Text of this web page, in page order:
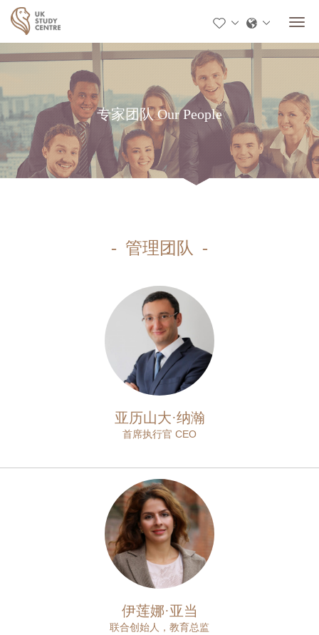
专家团队 Our People
- 管理团队 -
亚历山大·纳瀚
首席执行官 CEO
伊莲娜·亚当
联合创始人，教育总监